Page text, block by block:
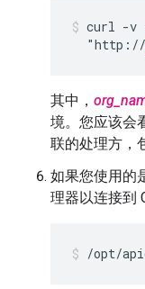
curl -v
  "http://
其中，
境。您应该会
联的处理方，
如果您使用的
理器以连接到
/opt/